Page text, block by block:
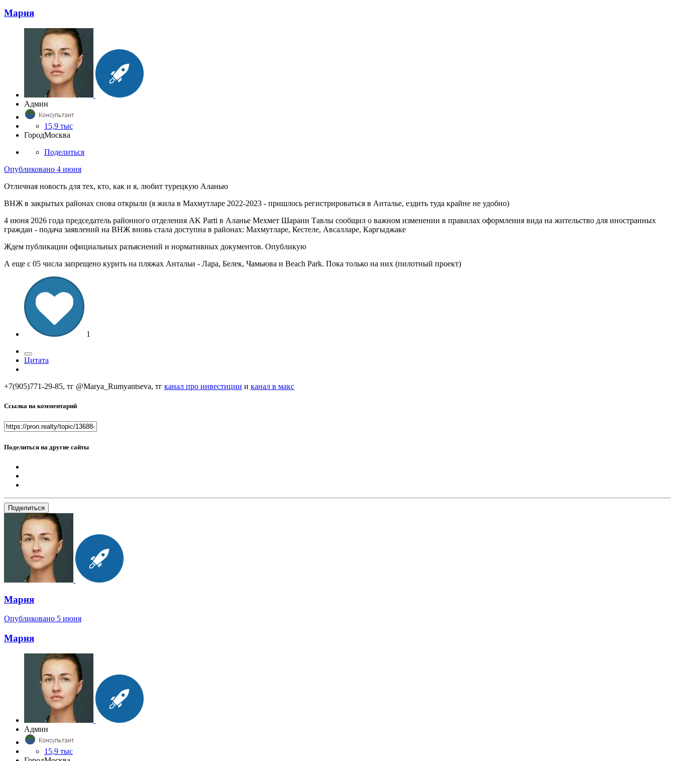
Мария
Админ
15,9 тыс
ГородМосква
Поделиться
Опубликовано 4 июня
Отличная новость для тех, кто, как и я, любит турецкую Аланью
ВНЖ в закрытых районах снова открыли (я жила в Махмутларе 2022-2023 - пришлось регистрироваться в Анталье, ездить туда крайне не удобно)
4 июня 2026 года председатель районного отделения AK Parti в Аланье Мехмет Шарани Тавлы сообщил о важном изменении в правилах оформления вида на жительство для иностранных
граждан - подача заявлений на ВНЖ вновь стала доступна в районах: Махмутларе, Кестеле, Авсалларе, Каргыджаке
Ждем публикации официальных разъяснений и нормативных документов. Опубликую
А еще с 05 числа запрещено курить на пляжах Антальи - Лара, Белек, Чамьюва и Beach Park. Пока только на них (пилотный проект)
1
Цитата
+7(905)771-29-85, тг @Marya_Rumyantseva, тг канал про инвестиции и канал в макс
Ссылка на комментарий
Поделиться на другие сайты
Поделиться
Мария
Опубликовано 5 июня
Мария
Админ
15,9 тыс